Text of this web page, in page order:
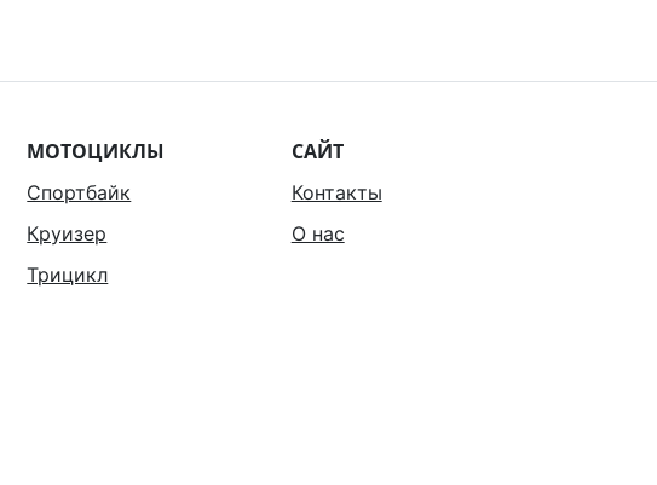
МОТОЦИКЛЫ
Спортбайк
Круизер
Трицикл
САЙТ
Контакты
О нас